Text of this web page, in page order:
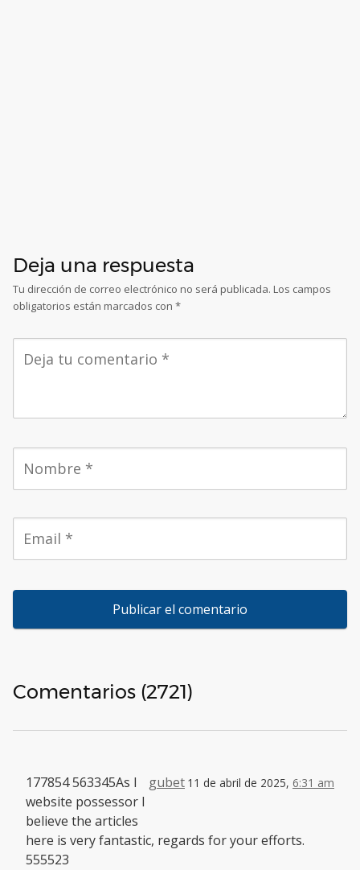
Deja una respuesta
Tu dirección de correo electrónico no será publicada. Los campos
obligatorios están marcados con *
Comentarios (2721)
gubet 11 de abril de 2025, 6:31 am
177854 563345As I
website possessor I
believe the articles
here is very fantastic, regards for your efforts.
555523